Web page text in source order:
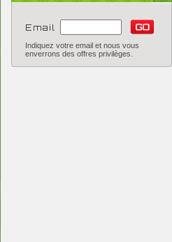
Email
Indiquez votre email et nous vous
enverrons des offres privilèges.